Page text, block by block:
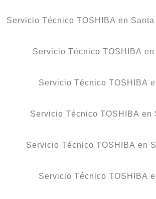
Servicio Técnico TOSHIBA en
Servicio Técnico TOSHIBA
Servicio Técnico TOSHIBA
Servicio Técnico TOSHIBA en
Servicio Técnico TOSHIBA en
Servicio Técnico TOSHIBA